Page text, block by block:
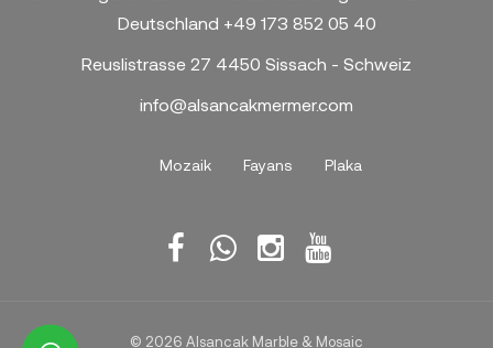
Deutschland +49 173 852 05 40
Reuslistrasse 27 4450 Sissach - Schweiz
info@alsancakmermer.com
Mozaik Fayans Plaka
© 2026 Alsancak Marble & Mosaic